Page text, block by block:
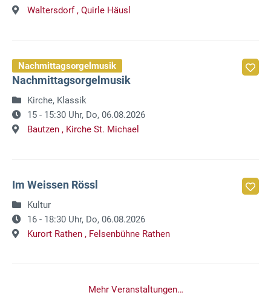
Waltersdorf , Quirle Häusl
Nachmittagsorgelmusik
Nachmittagsorgelmusik
Kirche, Klassik
15 - 15:30 Uhr, Do, 06.08.2026
Bautzen , Kirche St. Michael
Im Weissen Rössl
Kultur
16 - 18:30 Uhr, Do, 06.08.2026
Kurort Rathen , Felsenbühne Rathen
Mehr Veranstaltungen…